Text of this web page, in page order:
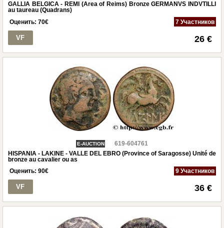
GALLIA BELGICA - REMI (Area of Reims) Bronze GERMANVS INDVTILLI
au taureau (Quadrans)
Оценить: 70€ 7 Участников
VF 26 €
E-AUCTION
619-604761
HISPANIA - LAKINE - VALLE DEL EBRO (Province of Saragosse) Unité de
bronze au cavalier ou as
Оценить: 90€ 9 Участников
VF 36 €